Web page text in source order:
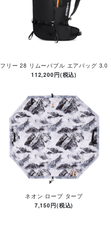
フリー 28 リムーバブル エアバッグ 3.0
112,200円(税込)
ネオン ロープ タープ
7,150円(税込)